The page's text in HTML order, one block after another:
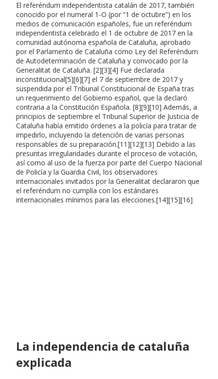
El referéndum independentista catalán de 2017, también
conocido por el numeral 1-O (por “1 de octubre”) en los
medios de comunicación españoles, fue un referéndum
independentista celebrado el 1 de octubre de 2017 en la
comunidad autónoma española de Cataluña, aprobado
por el Parlamento de Cataluña como Ley del Referéndum
de Autodeterminación de Cataluña y convocado por la
Generalitat de Cataluña. [2][3][4] Fue declarada
inconstitucional[5][6][7] el 7 de septiembre de 2017 y
suspendida por el Tribunal Constitucional de España tras
un requerimiento del Gobierno español, que la declaró
contraria a la Constitución Española. [8][9][10] Además, a
principios de septiembre el Tribunal Superior de Justicia de
Cataluña había emitido órdenes a la policía para tratar de
impedirlo, incluyendo la detención de varias personas
responsables de su preparación.[11][12][13] Debido a las
presuntas irregularidades durante el proceso de votación,
así como al uso de la fuerza por parte del Cuerpo Nacional
de Policía y la Guardia Civil, los observadores
internacionales invitados por la Generalitat declararon que
el referéndum no cumplía con los estándares
internacionales mínimos para las elecciones.[14][15][16]
La independencia de cataluña
explicada